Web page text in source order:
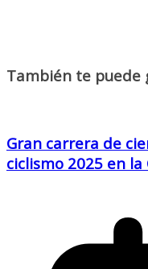
También te puede
Gran carrera de
ciclismo 2025 en la